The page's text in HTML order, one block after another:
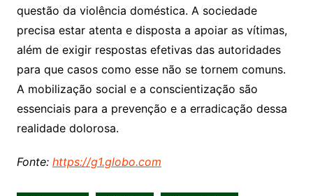
questão da violência doméstica. A sociedade
precisa estar atenta e disposta a apoiar as vítimas,
além de exigir respostas efetivas das autoridades
para que casos como esse não se tornem comuns.
A mobilização social e a conscientização são
essenciais para a prevenção e a erradicação dessa
realidade dolorosa.
Fonte: https://g1.globo.com